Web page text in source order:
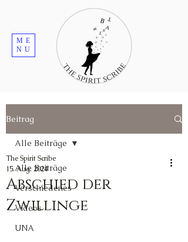
ME
NU
Beitrag
Alle Beiträge
Verschiedenes
Videos
UNA
Alle Beiträge
Abschied der
Zwillinge
The Spirit Scribe
15. Aug. 2024